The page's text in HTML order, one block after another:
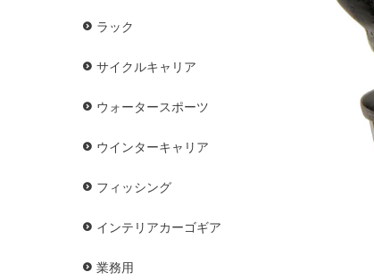
ラック
サイクルキャリア
ウォータースポーツ
ウインターキャリア
フィッシング
インテリアカーゴギア
業務用